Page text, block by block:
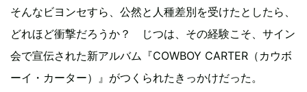
そんなビヨンセすら、公然と人種差別を受けたとしたら、
どれほど衝撃だろうか？ じつは、その経験こそ、サイン
会で宣伝された新アルバム『COWBOY CARTER（カウボ
ーイ・カーター）』がつくられたきっかけだった。